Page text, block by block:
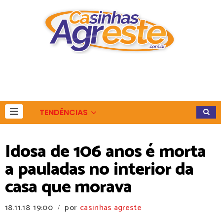
TENDÊNCIAS
Idosa de 106 anos é morta
a pauladas no interior da
casa que morava
18.11.18 19:00 / por casinhas agreste